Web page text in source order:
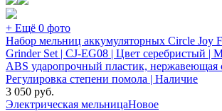
+ Ещё 0 фото
Набор мельниц аккумуляторных Circle Joy
Grinder Set | CJ-EG08 | Цвет серебристый |
ABS ударопрочный пластик, нержавеющая
Регулировка степени помола | Наличие
3 050 руб.
Электрическая мельницаНовое